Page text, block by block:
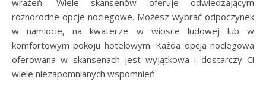
wrażeń. Wiele skansenów oferuje odwiedzającym
różnorodne opcje noclegowe. Możesz wybrać odpoczynek
w namiocie, na kwaterze w wiosce ludowej lub w
komfortowym pokoju hotelowym. Każda opcja noclegowa
oferowana w skansenach jest wyjątkowa i dostarczy Ci
wiele niezapomnianych wspomnień.